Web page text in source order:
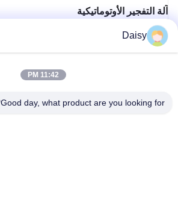
آلة التفجير الأوتوماتيكية
إدخال وآله الانجراف
Daisy
11:42 PM
Good day, what product are you looking for?